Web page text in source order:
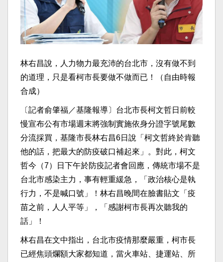
林右昌說，人力物力最充沛的台北市，沒有做不到
的道理，只是看柯市長要做不做而已！（自由時報
合成）
〔記者俞肇福／基隆報導〕台北市長柯文哲日前較
慢宣布公有市場週末將強制實施依身分證字號尾數
分流採買，基隆市長林右昌6日說「柯文哲終於肯聽
他的話，把最大的防疫破口補起來」。對此，柯文
哲今（7）日下午於防疫記者會回應，傳統市場不是
台北市感染主力，事有輕重緩急，「政治核心是執
行力，不是喊口號」！林右昌晚間在臉書貼文「疫
苗之前，人人平等」，「感謝柯市長再次聽我的
話」！
林右昌在文中指出，台北市疫情那麼嚴重，柯市長
已經焦頭爛額大家都知道，當火車站、捷運站、所